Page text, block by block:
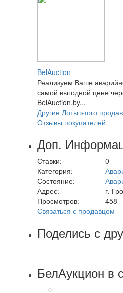
BelAuction
Реализуем Ваше
самой выгодной цене
BelAuction.by...
Другие Лоты этого
Отзывы покупателей
Доп.
Ставки:
0
Категория:
Состояние:
Адрес:
г.
Просмотров:
458
Связаться с продавцом
Поделись с
БелАукцион в